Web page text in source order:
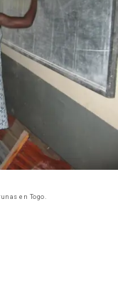
en Togo.